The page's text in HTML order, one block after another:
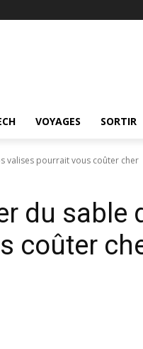
VOYAGES SORTIR
valises pourrait vous coûter cher
du sable
coûter